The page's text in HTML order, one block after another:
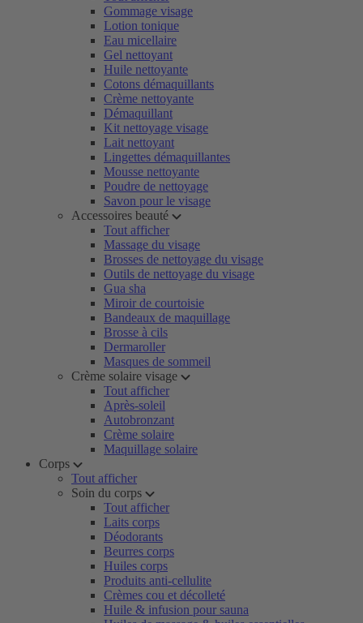
Gommage visage
Lotion tonique
Eau micellaire
Gel nettoyant
Huile nettoyante
Cotons démaquillants
Crème nettoyante
Démaquillant
Kit nettoyage visage
Lait nettoyant
Lingettes démaquillantes
Mousse nettoyante
Poudre de nettoyage
Savon pour le visage
Accessoires beauté
Tout afficher
Massage du visage
Brosses de nettoyage du visage
Outils de nettoyage du visage
Gua sha
Miroir de courtoisie
Bandeaux de maquillage
Brosse à cils
Dermaroller
Masques de sommeil
Crème solaire visage
Tout afficher
Après-soleil
Autobronzant
Crème solaire
Maquillage solaire
Corps
Tout afficher
Soin du corps
Tout afficher
Laits corps
Déodorants
Beurres corps
Huiles corps
Produits anti-cellulite
Crèmes cou et décolleté
Huile & infusion pour sauna